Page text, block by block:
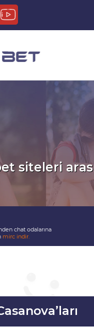
siteleri
chat odalarına
mirc indir.